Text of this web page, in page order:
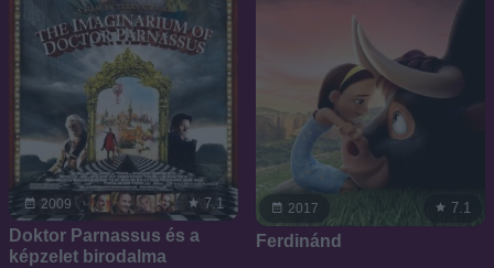
2009 7.1
Doktor Parnassus és a
képzelet birodalma
2017 7.1
Ferdinánd